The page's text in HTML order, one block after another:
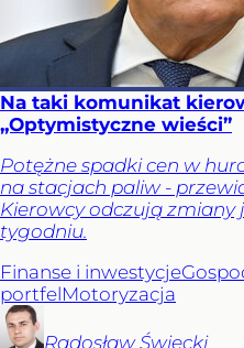
Na taki komunikat
„Optymistyczne wieści”
Potężne spadki cen w
na stacjach paliw -
Kierowcy odczują zmiany
tygodniu.
Finanse i inwestycje
portfelMotoryzacja
Radosław Święcki